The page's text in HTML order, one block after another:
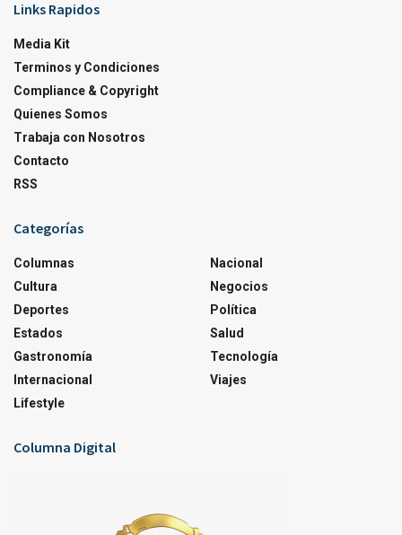
Links Rapidos
Media Kit
Terminos y Condiciones
Compliance & Copyright
Quienes Somos
Trabaja con Nosotros
Contacto
RSS
Categorías
Columnas
Cultura
Deportes
Estados
Gastronomía
Internacional
Lifestyle
Nacional
Negocios
Política
Salud
Tecnología
Viajes
Columna Digital